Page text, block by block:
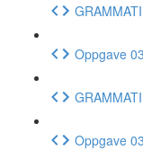
Oppgave
Oppgave